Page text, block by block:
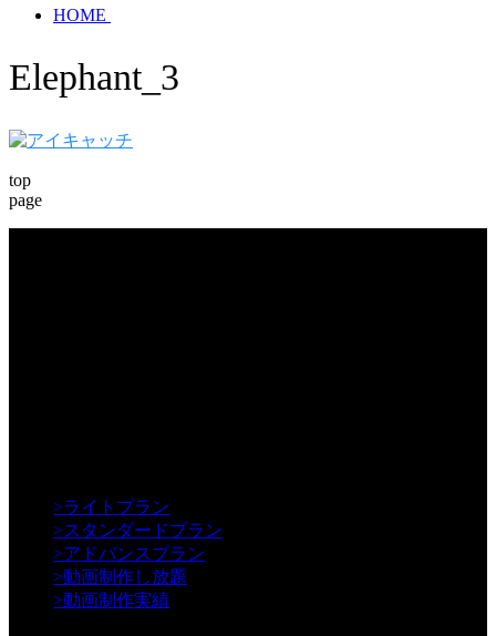
HOME
Elephant_3
top
page
>ライトプラン
>スタンダードプラン
>アドバンスプラン
>動画制作し放題
>動画制作実績